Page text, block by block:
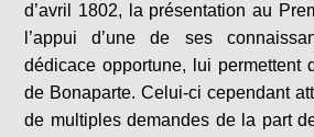
d’avril 1802, la présentation au
l’appui d’une de ses
dédicace opportune, lui permettent
de Bonaparte. Celui-ci cependant
de multiples demandes de la part